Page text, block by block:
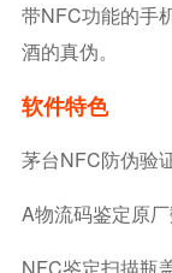
带NFC功能的手
酒的真伪。
软件特色
茅台NFC防伪验
A物流码鉴定原